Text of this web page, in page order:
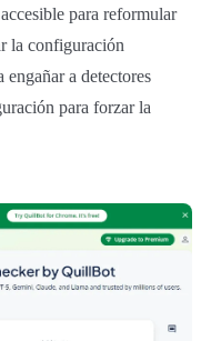
para reformular
la configuración
engañar a detectores
para forzar la